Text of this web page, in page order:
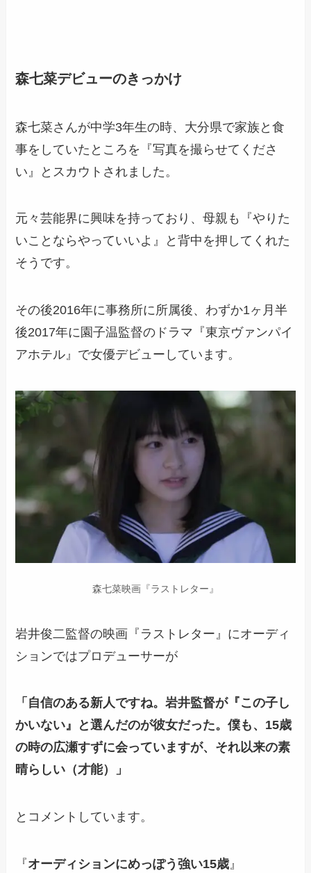
森七菜デビューのきっかけ
森七菜さんが中学3年生の時、大分県で家族と食
事をしていたところを『写真を撮らせてくださ
い』とスカウ トされました。
元々芸能界に興味を持っており、母親も『やりた
いことならやっていいよ』と背中を押してくれた
そうです。
その後2016年に事務所に所属後、わずか1ヶ月半
後2017年に園子温監督のドラマ『東京ヴァンパイ
アホテル』で女優デビュー しています。
森七菜映画『ラストレター』
岩井俊二監督の映画『ラストレター』にオーディ
ションではプロデューサーが
「自信のある新人ですね。岩井監督が『この子し
かいない』と選んだのが彼女だった。僕も、15歳
の時の広瀬すずに会っていますが、それ以来の素
晴らしい（才能）」
とコメントしています。
『オーディションにめっぽう強い15歳』